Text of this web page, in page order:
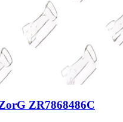
ZR7868486C